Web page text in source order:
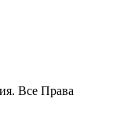
Все Права